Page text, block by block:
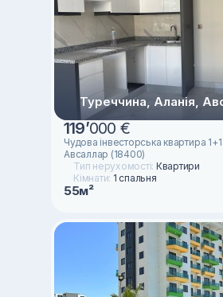
Туреччина, Аланія,
119’000 €
Чудова інвесторська квартира
Авсаллар (18400)
Тип нерухомості: Квартири
Кімнати: 1 спальня
55м²